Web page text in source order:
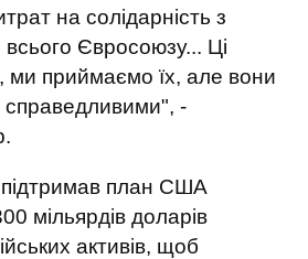
на солідарність з
всього Євросоюзу... Ці
ми приймаємо їх, але вони
-
план США
мільярдів доларів
активів, щоб